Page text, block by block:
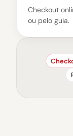
Checkout
ou pelo guia.